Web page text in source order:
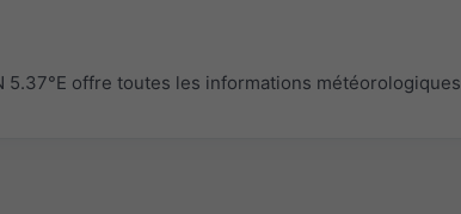
offre toutes les informations météorologiques